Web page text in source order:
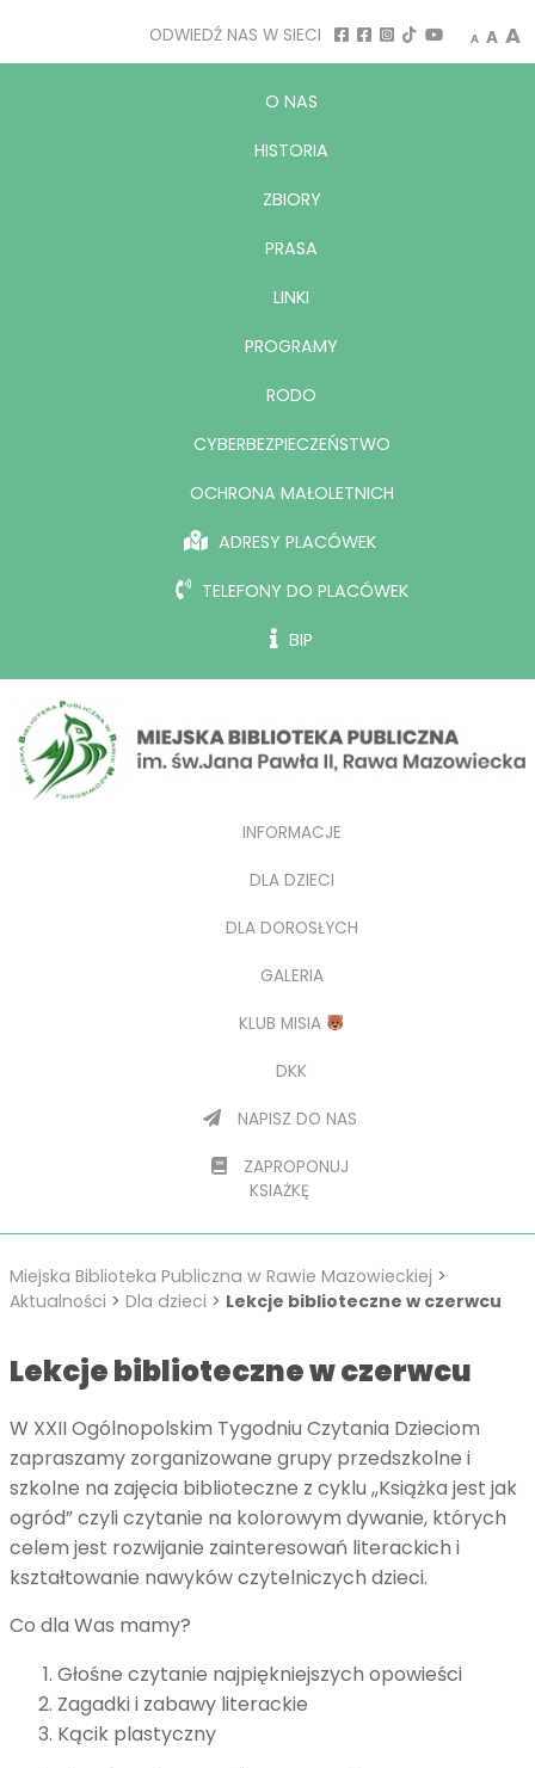
ODWIEDŹ NAS W SIECI A A A
O NAS
HISTORIA
ZBIORY
PRASA
LINKI
PROGRAMY
RODO
CYBERBEZPIECZEŃSTWO
OCHRONA MAŁOLETNICH
ADRESY PLACÓWEK
TELEFONY DO PLACÓWEK
BIP
INFORMACJE
DLA DZIECI
DLA DOROSŁYCH
GALERIA
KLUB MISIA
DKK
NAPISZ DO NAS
ZAPROPONUJ
KSIAŻKĘ
Miejska Biblioteka Publiczna w Rawie Mazowieckiej >
Aktualności > Dla dzieci > Lekcje biblioteczne w czerwcu
Lekcje biblioteczne w czerwcu
W XXII Ogólnopolskim Tygodniu Czytania Dzieciom
zapraszamy zorganizowane grupy przedszkolne i
szkolne na zajęcia biblioteczne z cyklu ,,Książka jest jak
ogród” czyli czytanie na kolorowym dywanie, których
celem jest rozwijanie zainteresowań literackich i
kształtowanie nawyków czytelniczych dzieci.
Co dla Was mamy?
Głośne czytanie najpiękniejszych opowieści
Zagadki i zabawy literackie
Kącik plastyczny